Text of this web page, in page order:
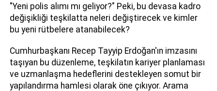
"Yeni polis alımı mı geliyor?" Peki, bu devasa kadro
değişikliği teşkilatta neleri değiştirecek ve kimler
bu yeni rütbelere atanabilecek?
Cumhurbaşkanı Recep Tayyip Erdoğan'ın imzasını
taşıyan bu düzenleme, teşkilatın kariyer planlaması
ve uzmanlaşma hedeflerini destekleyen somut bir
yapılandırma hamlesi olarak öne çıkıyor. Arama